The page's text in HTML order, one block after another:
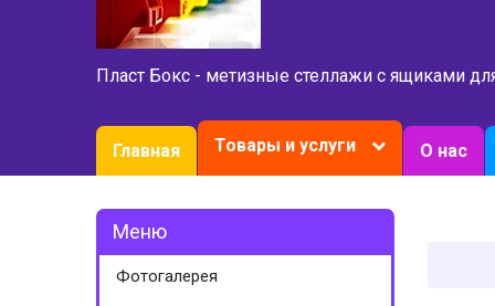
Пласт Бокс - метизные стеллажи с ящиками
Главная Товары и услуги О нас
Фотогалерея